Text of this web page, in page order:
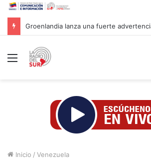
Menú
Inicio / Venezuela